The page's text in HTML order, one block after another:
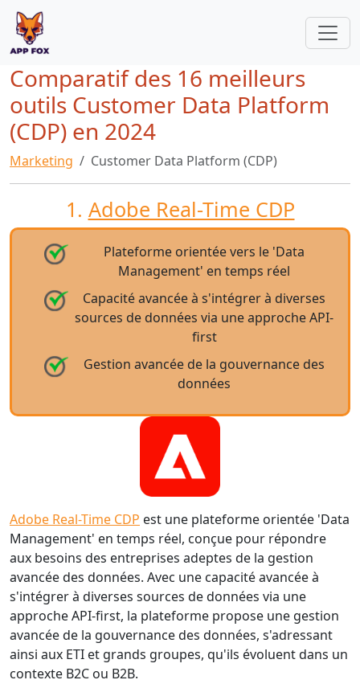
Comparatif des 16 meilleurs
outils Customer Data Platform
(CDP) en 2024
Marketing Customer Data Platform (CDP)
1. Adobe Real-Time CDP
Plateforme orientée vers le 'Data
Management' en temps réel
Capacité avancée à s'intégrer à diverses
sources de données via une approche API-
first
Gestion avancée de la gouvernance des
données
Adobe Real-Time CDP est une plateforme orientée 'Data
Management' en temps réel, conçue pour répondre
aux besoins des entreprises adeptes de la gestion
avancée des données. Avec une capacité avancée à
s'intégrer à diverses sources de données via une
approche API-first, la plateforme propose une gestion
avancée de la gouvernance des données, s'adressant
ainsi aux ETI et grands groupes, qu'ils évoluent dans un
contexte B2C ou B2B.